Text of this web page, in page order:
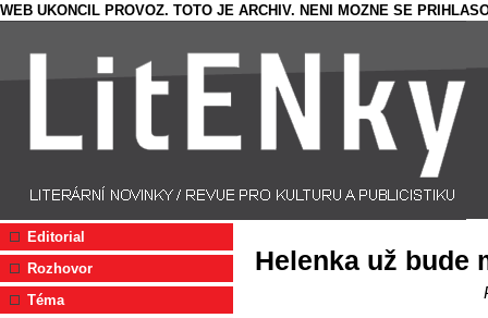
WEB UKONCIL PROVOZ. TOTO JE ARCHIV. NENI MOZNE SE
Editorial
Rozhovor
Téma
Helenka už bude